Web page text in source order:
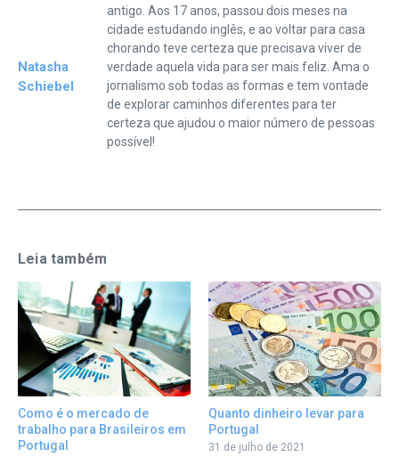
Natasha
Schiebel
antigo. Aos 17 anos, passou dois meses na
cidade estudando inglês, e ao voltar para casa
chorando teve certeza que precisava viver de
verdade aquela vida para ser mais feliz. Ama o
jornalismo sob todas as formas e tem vontade
de explorar caminhos diferentes para ter
certeza que ajudou o maior número de pessoas
possível!
Leia também
Como é o mercado de
trabalho para Brasileiros em
Portugal
Quanto dinheiro levar para
Portugal
31 de julho de 2021